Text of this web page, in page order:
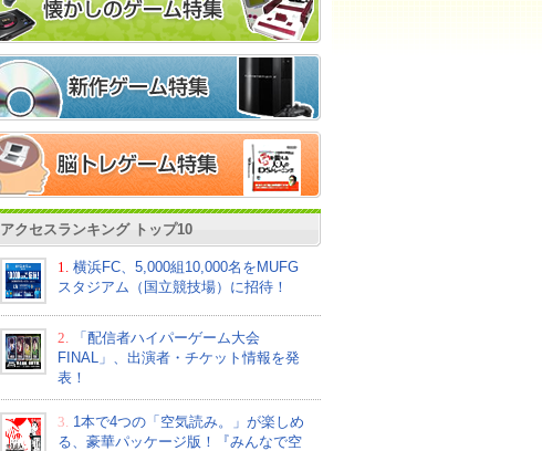
アクセスランキング トップ10
1.
横浜FC、5,000組10,000名をMUFG
スタジアム（国立競技場）に招待！
2.
「配信者ハイパーゲーム大会
FINAL」、出演者・チケット情報を発
表！
3. 1本で4つの「空気読み。」が楽しめ
る、豪華パッケージ版！『みんなで空